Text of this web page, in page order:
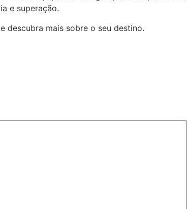
e superação.
descubra mais sobre o seu destino.